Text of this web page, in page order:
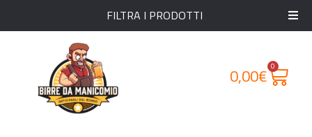
0,00€ 0
FILTRA I PRODOTTI